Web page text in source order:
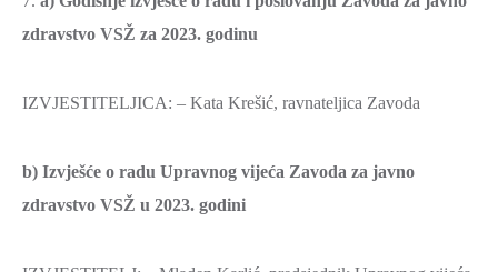
zdravstvo VSŽ za 2023. godinu
IZVJESTITELJICA: – Kata Krešić, ravnateljica Zavoda
b) Izvješće o radu Upravnog vijeća Zavoda za javno
zdravstvo VSŽ u 2023. godini